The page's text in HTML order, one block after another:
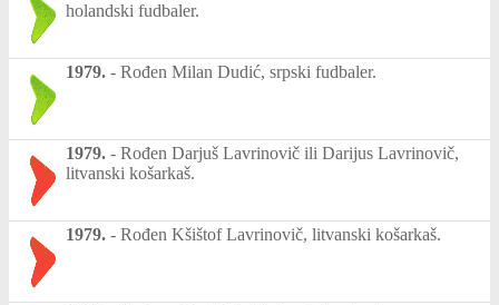
holandski fudbaler.
1979. - Rođen Milan Dudić, srpski fudbaler.
1979. - Rođen Darjuš Lavrinovič ili Darijus Lavrinovič,
litvanski košarkaš.
1979. - Rođen Kšištof Lavrinovič, litvanski košarkaš.